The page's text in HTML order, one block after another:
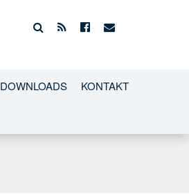
DOWNLOADS KONTAKT